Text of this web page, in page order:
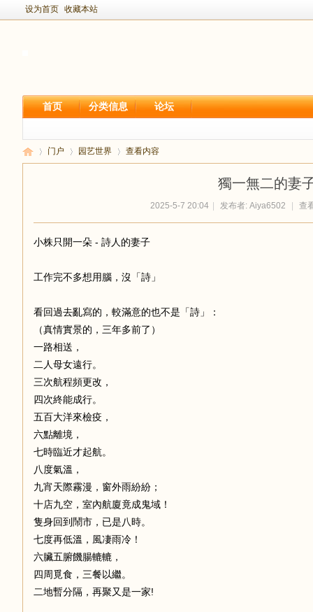
设为首页 收藏本站
首页 分类信息 论坛
门户 园艺世界 查看内容
獨一無二的妻
2025-5-7 20:04 发布者: Aiya6502 查
小株只開一朵 - 詩人的妻子
工作完不多想用腦，沒「詩」
看回過去亂寫的，較滿意的也不是「詩」：
（真情實景的，三年多前了）
一路相送，
二人母女遠行。
三次航程頻更改，
四次終能成行。
五百大洋來檢疫，
六點離境，
七時臨近才起航。
八度氣溫，
九宵天際霧漫，窗外雨紛紛；
十店九空，室內航廈竟成鬼域！
隻身回到鬧市，已是八時。
七度再低溫，風凄雨冷！
六臟五腑饑腸轆轆，
四周覓食，三餐以繼。
二地暫分隔，再聚又是一家!